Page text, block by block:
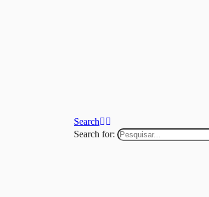
Search
Search for: